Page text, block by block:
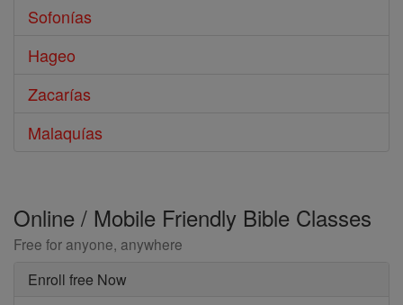
Sofonías
Hageo
Zacarías
Malaquías
Online / Mobile Friendly Bible Classes
Free for anyone, anywhere
Enroll free Now